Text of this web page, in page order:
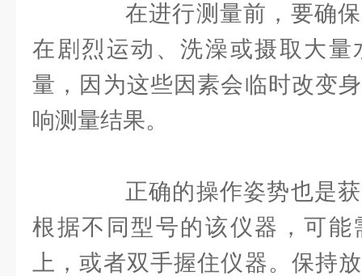
在进行测量前，要确保
在剧烈运动、洗澡或摄取大量
量，因为这些因素会临时改变
响测量结果。
正确的操作姿势也是获
根据不同型号的该仪器，可能
上，或者双手握住仪器。保持